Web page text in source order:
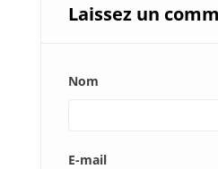
Laissez un
Nom
E-mail